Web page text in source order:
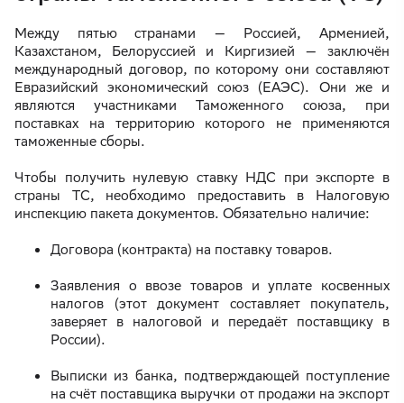
Между пятью странами — Россией, Арменией,
Казахстаном, Белоруссией и Киргизией — заключён
международный договор, по которому они составляют
Евразийский экономический союз (ЕАЭС). Они же и
являются участниками Таможенного союза, при
поставках на территорию которого не применяются
таможенные сборы.
Чтобы получить нулевую ставку НДС при экспорте в
страны ТС, необходимо предоставить в Налоговую
инспекцию пакета документов. Обязательно наличие:
Договора (контракта) на поставку товаров.
Заявления о ввозе товаров и уплате косвенных
налогов (этот документ составляет покупатель,
заверяет в налоговой и передаёт поставщику в
России).
Выписки из банка, подтверждающей поступление
на счёт поставщика выручки от продажи на экспорт